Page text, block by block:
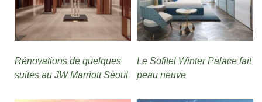
Rénovations de quelques
suites au JW Marriott Séoul
Le Sofitel Winter Palace fait
peau neuve